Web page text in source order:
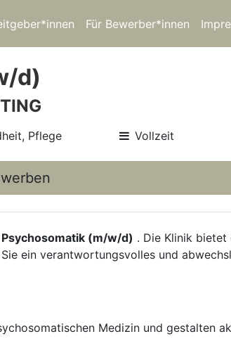
Für Bewerber*innen
d)
Pflege Vollzeit
(m/w/d) . Die Klinik bietet
ein verantwortungsvolles und
Medizin und gestalten